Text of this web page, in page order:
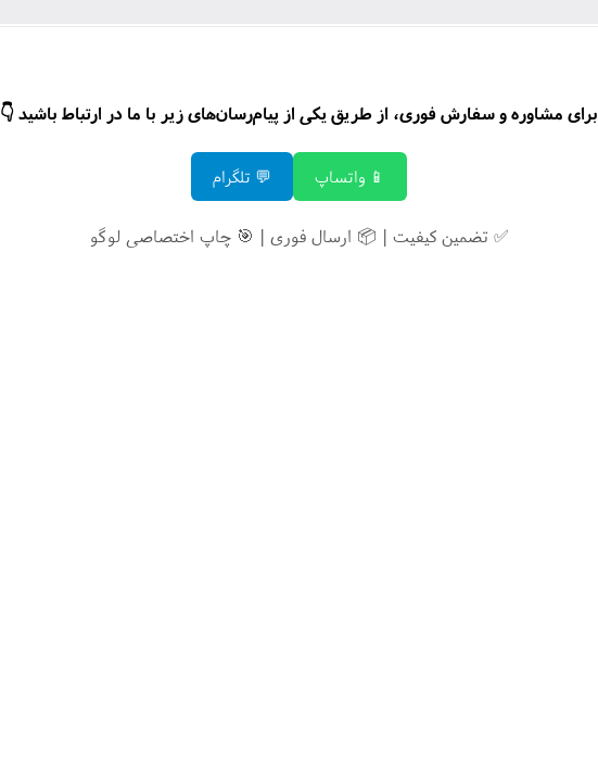
برای مشاوره و سفارش فوری، از طریق یکی از پیام‌رسان‌های زیر با ما در ارتباط باشید 👇
📱 واتساپ 💬 تلگرام
✅ تضمین کیفیت | 📦 ارسال فوری | 🎯 چاپ اختصاصی لوگو